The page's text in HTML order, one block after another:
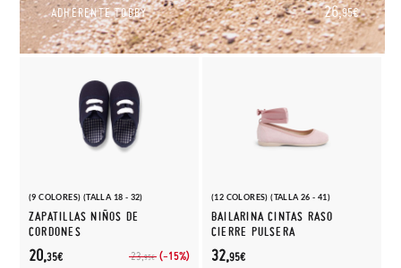
ADHERENTE TOBBY
26,95€
(9 COLORES) (TALLA 18 - 32)
ZAPATILLAS NIÑOS DE
CORDONES
23,95€ (-15%)
20,35€
(12 COLORES) (TALLA 26 - 41)
BAILARINA CINTAS RASO
CIERRE PULSERA
32,95€